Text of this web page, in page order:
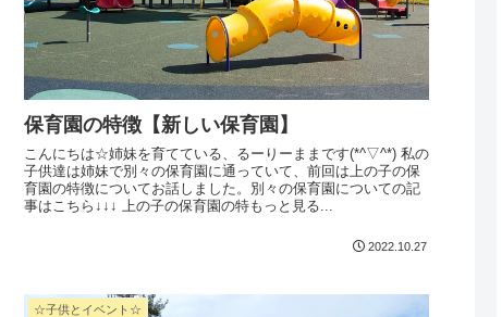
保育園の特徴【新しい保育園】
こんにちは☆姉妹を育てている、るーりーままです(*^▽^*) 私の
子供達は姉妹で別々の保育園に通っていて、前回は上の子の保
育園の特徴についてお話しました。別々の保育園についての記
事はこちら↓↓↓ 上の子の保育園の特もっと見る...
2022.10.27
☆子供とイベント☆